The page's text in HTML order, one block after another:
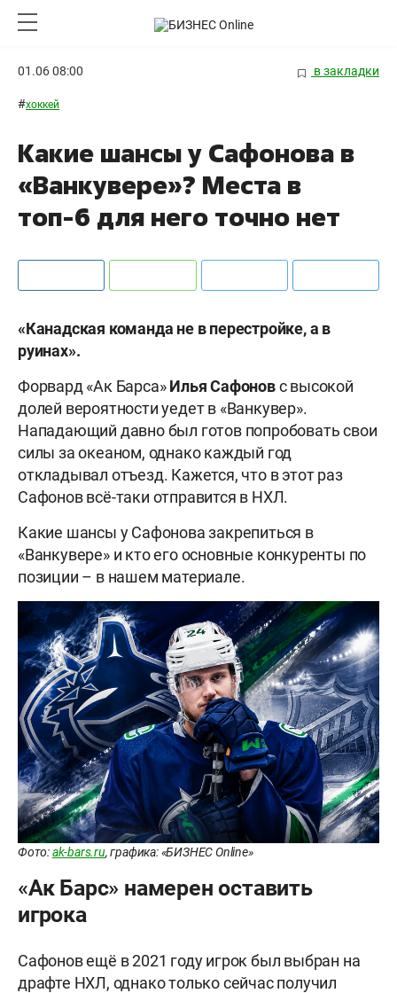
01.06 08:00 в закладки
#хоккей
Какие шансы у Сафонова в
«Ванкувере»? Места в
топ-6 для него точно нет
«Канадская команда не в перестройке, а в
руинах».
Форвард «Ак Барса»Илья Сафоновс высокой
долей вероятности уедет в «Ванкувер».
Нападающий давно был готов попробовать свои
силы за океаном, однако каждый год
откладывал отъезд. Кажется, что в этот раз
Сафонов всё-таки отправится в НХЛ.
Какие шансы у Сафонова закрепиться в
«Ванкувере» и кто его основные конкуренты по
позиции – в нашем материале.
Фото:ak-bars.ru, графика: «БИЗНЕС Online»
«Ак Барс» намерен оставить
игрока
Сафонов ещё в 2021 году игрок был выбран на
драфте НХЛ, однако только сейчас получил